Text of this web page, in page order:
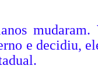
e decidiu,